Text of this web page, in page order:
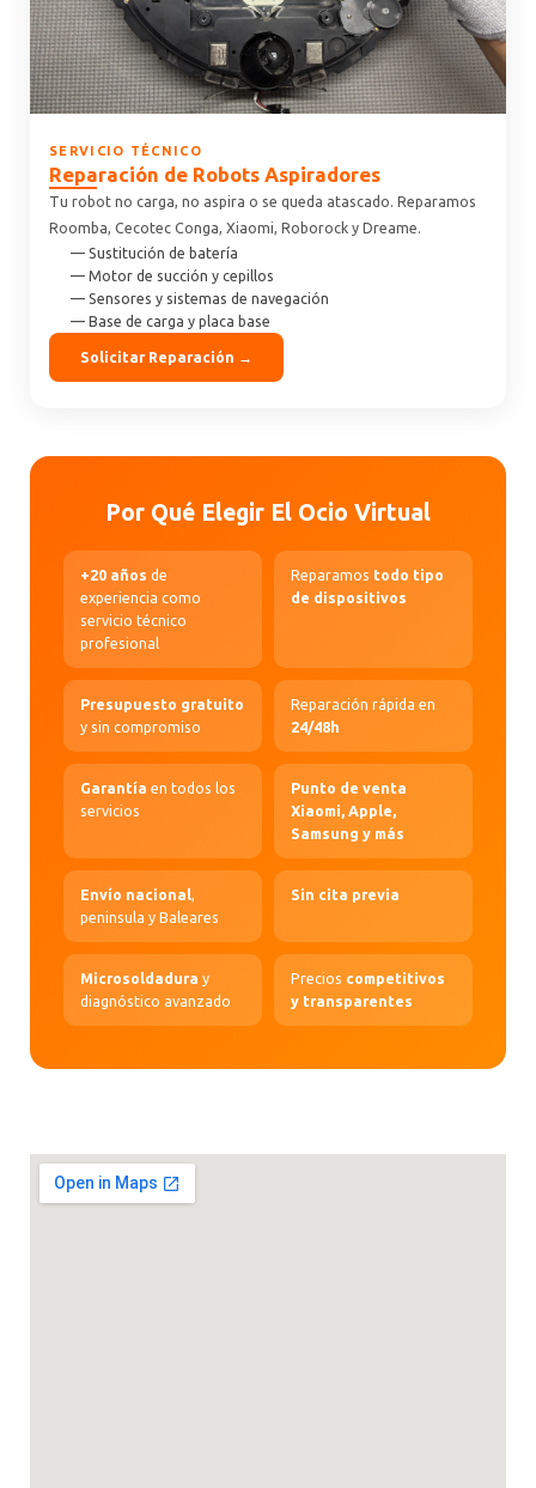
SERVICIO TÉCNICO
Reparación de Robots Aspiradores
Tu robot no carga, no aspira o se queda atascado. Reparamos
Roomba, Cecotec Conga, Xiaomi, Roborock y Dreame.
— Sustitución de batería
— Motor de succión y cepillos
— Sensores y sistemas de navegación
— Base de carga y placa base
Solicitar Reparación →
Por Qué Elegir El Ocio Virtual
+20 años de
experiencia como
servicio técnico
profesional
Reparamos todo tipo
de dispositivos
Presupuesto gratuito
y sin compromiso
Reparación rápida en
24/48h
Garantía en todos los
servicios
Punto de venta
Xiaomi, Apple,
Samsung y más
Envío nacional,
peninsula y Baleares
Sin cita previa
Microsoldadura y
diagnóstico avanzado
Precios competitivos
y transparentes